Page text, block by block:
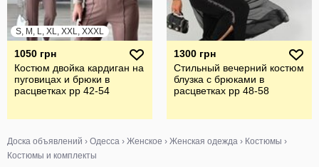
S, M, L, XL, XXL, XXXL
1050 грн
Костюм двойка кардиган на
пуговицах и брюки в
расцветках рр 42-54
1300 грн
Стильный вечерний костюм
блузка с брюками в
расцветках рр 48-58
Доска объявлений › Одесса › Женское › Женская одежда › Костюмы ›
Костюмы и комплекты